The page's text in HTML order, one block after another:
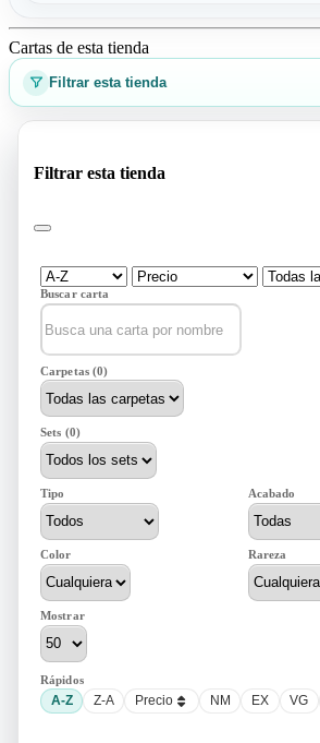
Cartas de esta tienda
Filtrar esta tienda
Filtrar esta tienda
Buscar carta
Carpetas (0)
Sets (0)
Tipo Acabado
Color Rareza
Mostrar
Rápidos
A-Z Z-A Precio NM EX VG